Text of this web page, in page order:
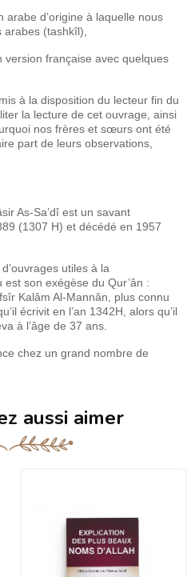
arabe d’origine à laquelle nous
(tashkîl),
version française avec quelques
à la disposition du lecteur fin du
la lecture de cet ouvrage, ainsi
nos frères et sœurs ont été
part de leurs observations,
As-Sa’dî est un savant
(1307 H) et décédé en 1957
utiles à la
son exégèse du Qur’ân :
Kalâm Al-Mannân, plus connu
écrivit en l’an 1342H, alors qu’il
à l’âge de 37 ans.
chez un grand nombre de
aussi aimer